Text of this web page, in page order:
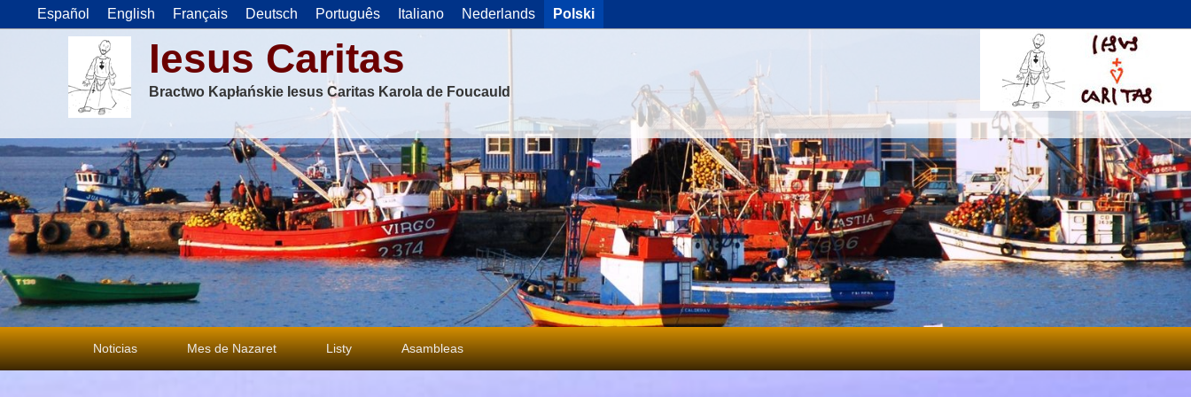
Español English Français Deutsch Português Italiano Nederlands Polski
Iesus Caritas
Bractwo Kapłańskie Iesus Caritas Karola de Foucauld
Menu
główne
Noticias Mes de Nazaret Listy Asambleas